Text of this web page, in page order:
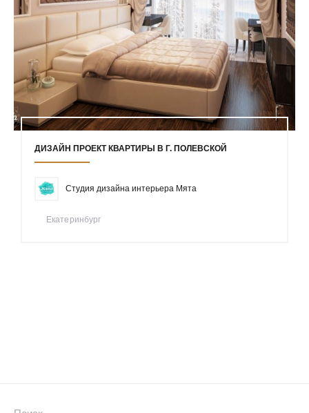
ДИЗАЙН ПРОЕКТ КВАРТИРЫ В Г. ПОЛЕВСКОЙ
Студия дизайна интерьера Мята
Екатеринбург